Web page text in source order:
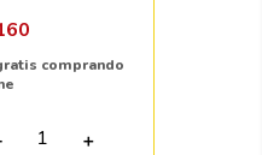
comprando
＋